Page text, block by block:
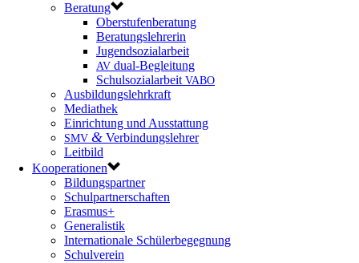
Beratung
Oberstufenberatung
Beratungslehrerin
Jugendsozialarbeit
AV dual-Begleitung
Schulsozialarbeit VABO
Ausbildungslehrkraft
Mediathek
Einrichtung und Ausstattung
SMV & Verbindungslehrer
Leitbild
Kooperationen
Bildungspartner
Schulpartnerschaften
Erasmus+
Generalistik
Internationale Schülerbegegnung
Schulverein